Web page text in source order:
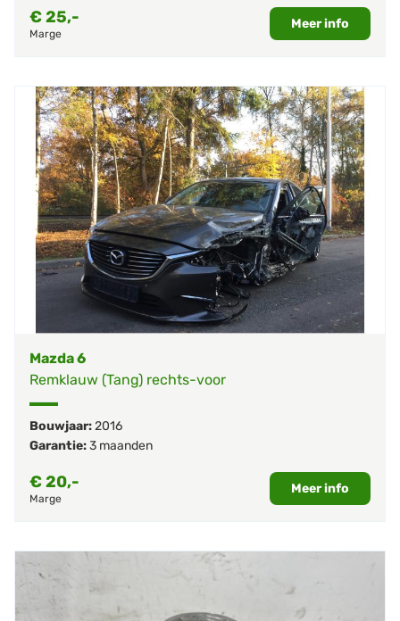
€25,-
Marge
Meer info
Mazda 6
Remklauw (Tang) rechts-voor
Bouwjaar:2016
Garantie:3 maanden
€20,-
Marge
Meer info